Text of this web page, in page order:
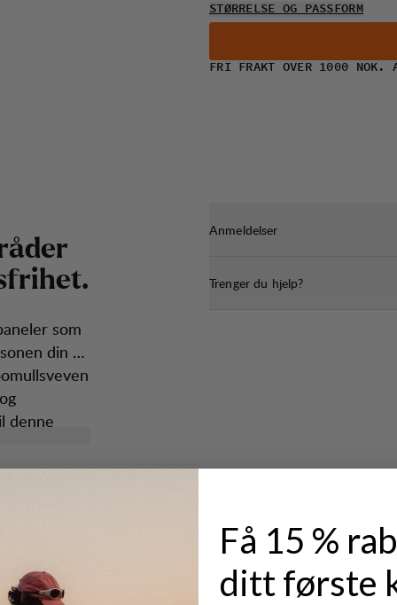
STØRRELSE OG PASSFORM
FRI FRAKT OVER 1000 NOK.
åder
frihet.
som
din så
denne
er
på
Anmeldelser
Trenger du hjelp?
Få 15 %
ditt første